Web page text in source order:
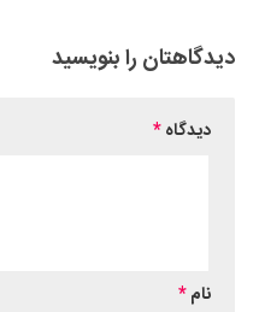
دیدگاهتان را بنویسید
دیدگاه*
نام*